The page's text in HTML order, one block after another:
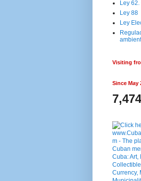
Ley
Ley 88
Ley
Visiting
Since May